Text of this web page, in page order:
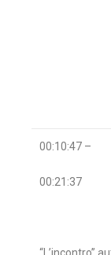
00:10:47 –
00:21:37